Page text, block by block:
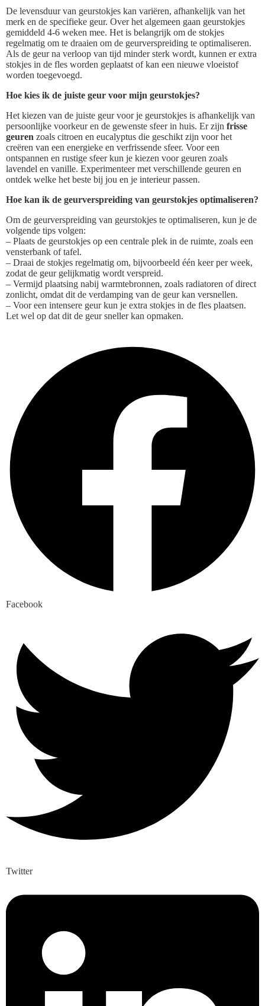
De levensduur van geurstokjes kan variëren, afhankelijk van het
merk en de specifieke geur. Over het algemeen gaan geurstokjes
gemiddeld 4-6 weken mee. Het is belangrijk om de stokjes
regelmatig om te draaien om de geurverspreiding te optimaliseren.
Als de geur na verloop van tijd minder sterk wordt, kunnen er extra
stokjes in de fles worden geplaatst of kan een nieuwe vloeistof
worden toegevoegd.
Hoe kies ik de juiste geur voor mijn geurstokjes?
Het kiezen van de juiste geur voor je geurstokjes is afhankelijk van
persoonlijke voorkeur en de gewenste sfeer in huis. Er zijn frisse
geuren zoals citroen en eucalyptus die geschikt zijn voor het
creëren van een energieke en verfrissende sfeer. Voor een
ontspannen en rustige sfeer kun je kiezen voor geuren zoals
lavendel en vanille. Experimenteer met verschillende geuren en
ontdek welke het beste bij jou en je interieur passen.
Hoe kan ik de geurverspreiding van geurstokjes optimaliseren?
Om de geurverspreiding van geurstokjes te optimaliseren, kun je de
volgende tips volgen:
– Plaats de geurstokjes op een centrale plek in de ruimte, zoals een
vensterbank of tafel.
– Draai de stokjes regelmatig om, bijvoorbeeld één keer per week,
zodat de geur gelijkmatig wordt verspreid.
– Vermijd plaatsing nabij warmtebronnen, zoals radiatoren of direct
zonlicht, omdat dit de verdamping van de geur kan versnellen.
– Voor een intensere geur kun je extra stokjes in de fles plaatsen.
Let wel op dat dit de geur sneller kan opmaken.
Facebook
Twitter